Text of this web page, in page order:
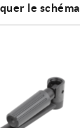
le schéma